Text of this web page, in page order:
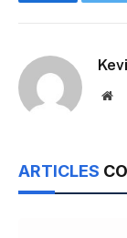
ARTICLES